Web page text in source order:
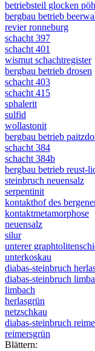
betriebsteil glocken
bergbau betrieb
revier ronneburg
schacht 397
schacht 401
wismut schachtregister
bergbau betrieb drosen
schacht 403
schacht 415
sphalerit
sulfid
wollastonit
bergbau betrieb
schacht 384
schacht 384b
bergbau betrieb reust-
steinbruch neuensalz
serpentinit
kontakthof des
kontaktmetamorphose
neuensalz
silur
unterer
unterkoskau
diabas-steinbruch
diabas-steinbruch
limbach
herlasgrün
netzschkau
diabas-steinbruch
reimersgrün
Blättern: